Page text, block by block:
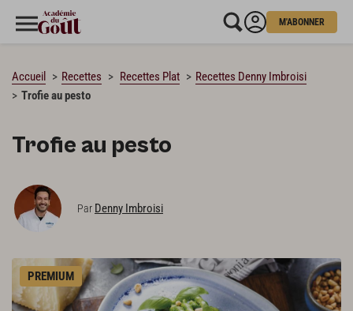
M'ABONNER
Accueil Recettes Recettes Plat
Recettes Denny Imbroisi
Trofie au pesto
Trofie au pesto
Par Denny Imbroisi
PREMIUM
CHARGEMENT…